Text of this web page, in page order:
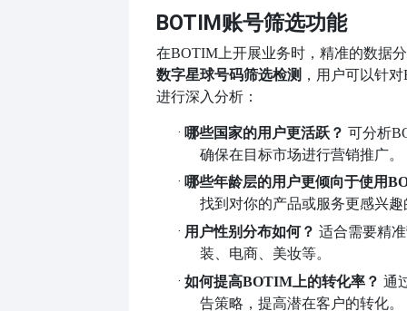
BOTIM账号筛选功能
在BOTIM上开展业务时，精准的数据
数字星球号码筛选检测 ，用户可以针对
进行深入分析：
· 哪些国家的用户更活跃？ 可分析
确保在目标市场进行营销推广。
· 哪些年龄层的用户更倾向于使用
找到对你的产品或服务更感兴趣
· 用户性别分布如何？ 适合需要精
装、电商、美妆等。
· 如何提高BOTIM上的转化率？ 通
告策略，提高潜在客户的转化。